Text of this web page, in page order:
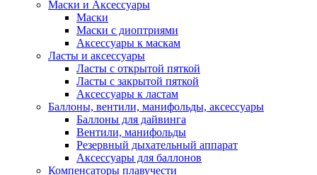
Маски и Аксессуары
Маски
Маски с диоптриями
Аксессуары к маскам
Ласты и аксессуары
Ласты с открытой пяткой
Ласты с закрытой пяткой
Аксессуары к ластам
Баллоны, вентили, манифольды, аксессуары
Баллоны для дайвинга
Вентили, манифольды
Резервный дыхательный аппарат
Аксессуары для баллонов
Компенсаторы плавучести